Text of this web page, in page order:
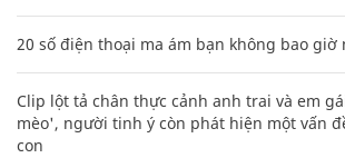
20 số điện thoại ma ám bạn không bao giờ
Clip lột tả chân thực cảnh anh trai và em
mèo', người tinh ý còn phát hiện một vấn
con